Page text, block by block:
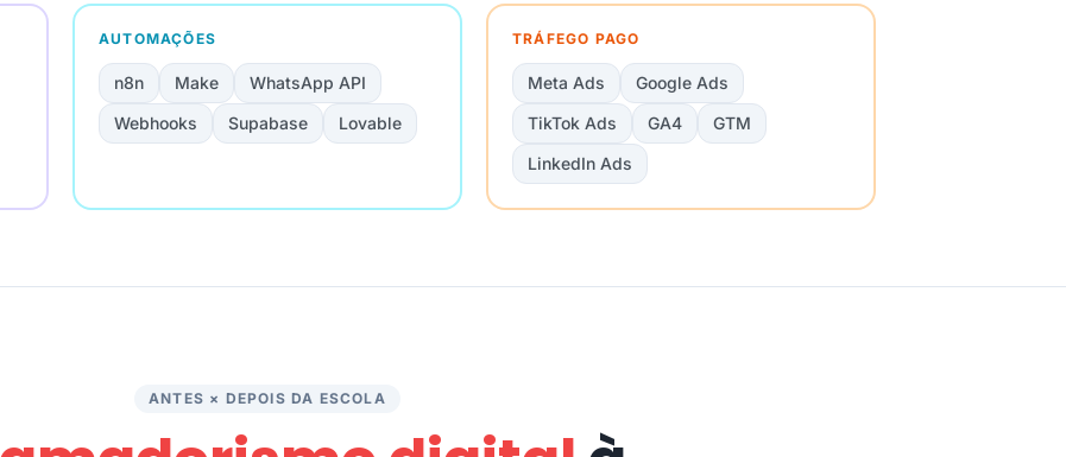
AUTOMAÇÕES
n8n Make
WhatsApp API
Webhooks
Supabase Lovable
TRÁFEGO PAGO
Meta Ads
Google Ads
TikTok Ads
GA4
GTM
LinkedIn Ads
ANTES × DEPOIS DA ESCOLA